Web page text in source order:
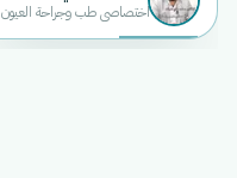
اختصاصي طب وجراحة العيون